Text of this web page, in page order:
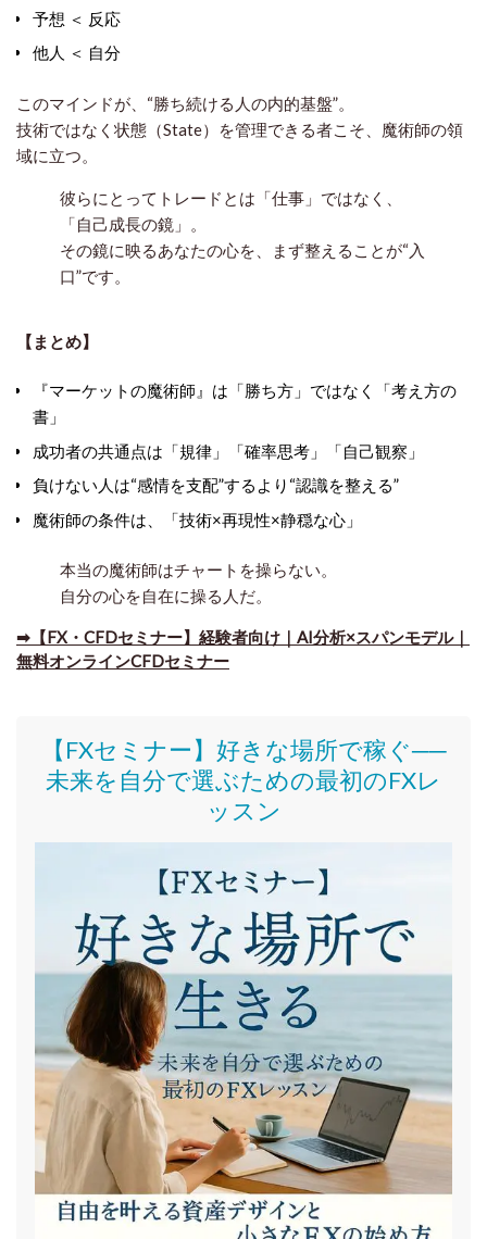
予想 ＜ 反応
他人 ＜ 自分
このマインドが、“勝ち続ける人の内的基盤”。
技術ではなく状態（State）を管理できる者こそ、魔術師の領
域に立つ。
彼らにとってトレードとは「仕事」ではなく、
「自己成長の鏡」。
その鏡に映るあなたの心を、まず整えることが“入
口”です。
【まとめ】
『マーケットの魔術師』は「勝ち方」ではなく「考え方の
書」
成功者の共通点は「規律」「確率思考」「自己観察」
負けない人は“感情を支配”するより“認識を整える”
魔術師の条件は、「技術×再現性×静穏な心」
本当の魔術師はチャートを操らない。
自分の心を自在に操る人だ。
➡【FX・CFDセミナー】経験者向け｜AI分析×スパンモデル｜
無料オンラインCFDセミナー
【FXセミナー】好きな場所で稼ぐ──
未来を自分で選ぶための最初のFXレ
ッスン